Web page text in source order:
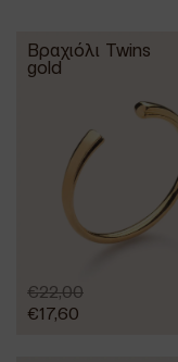
Βραχιόλι Twins
gold
€22,00
€17,60